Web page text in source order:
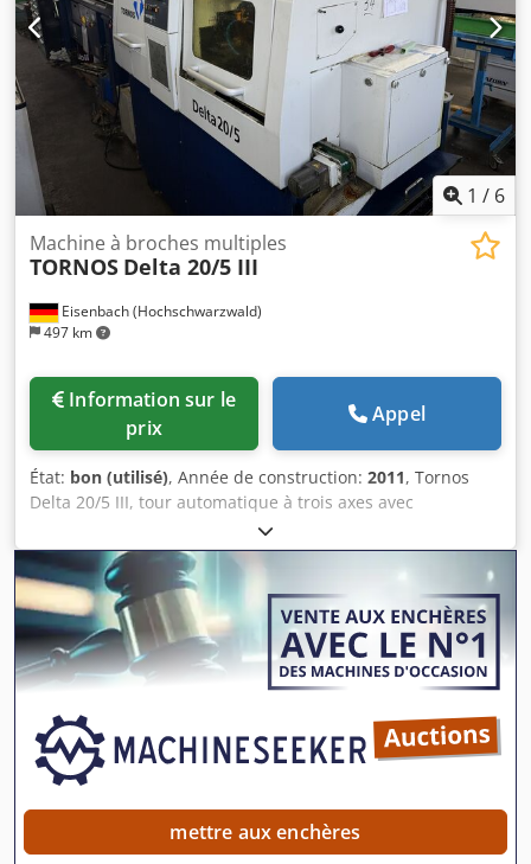
1 / 6
Eisenbach (Hochschwarzwald)
497 km
Machine à broches multiples
TORNOS Delta 20/5 III
prix
Appel
État: bon (utilisé), Année de construction: 2011, Tornos
Delta 20/5 III, tour automatique à trois axes avec
commande FANUC Oi-TD, numéro de série 52100222,
année de fabrication 2011, nombre d’heures de
fonctionnement estimé à environ 19 061 heures (selon les
indications de la direction), système d’évacuation des
copeaux, chargeur de barres Robobar SFB-320.
Dwsdpfxeztdf Is Acloa
mettre aux enchères